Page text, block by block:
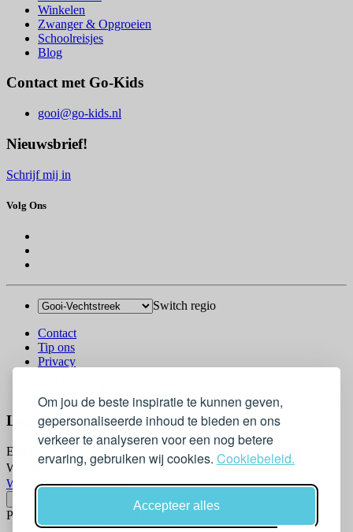
Om jou de beste inspiratie te kunnen geven,
gepersonaliseerde inhoud te bieden en ons
verkeer te analyseren voor een nog betere
ervaring, gebruiken wij cookies. Cookiebeleid.
Accepteer alles
Winkelen
Zwanger & Opgroeien
Schoolreisjes
Blog
Contact met Go-Kids
gooi@go-kids.nl
Nieuwsbrief!
Schrijf mij in
Volg Ons
Switch regio
Contact
Tip ons
Privacy
Log In
Email
Wachtwoord
Wachtwoord vergeten?
Please confirm login email below